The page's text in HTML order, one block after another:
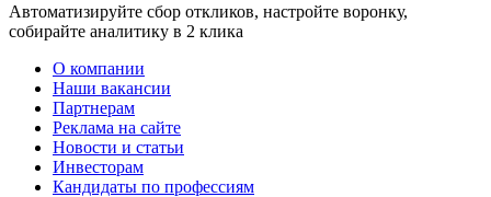
Автоматизируйте сбор откликов, настройте воронку,
собирайте аналитику в 2 клика
О компании
Наши вакансии
Партнерам
Реклама на сайте
Новости и статьи
Инвесторам
Кандидаты по профессиям